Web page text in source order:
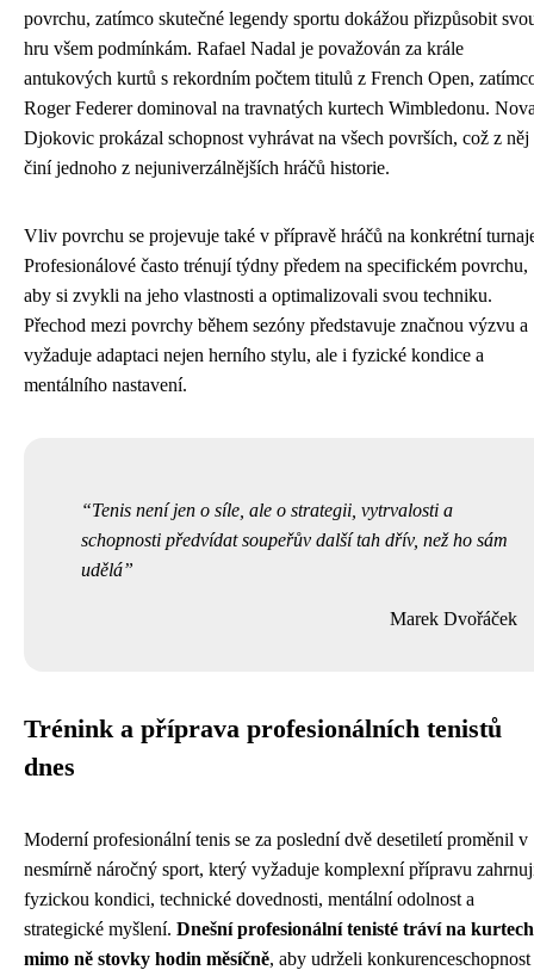
povrchu, zatímco skutečné legendy sportu dokážou přizpůsobit
hru všem podmínkám. Rafael Nadal je považován za krále
antukových kurtů s rekordním počtem titulů z French Open,
Roger Federer dominoval na travnatých kurtech Wimbledonu.
Djokovic prokázal schopnost vyhrávat na všech površích, což z něj
činí jednoho z nejuniverzálnějších hráčů historie.
Vliv povrchu se projevuje také v přípravě hráčů na konkrétní
Profesionálové často trénují týdny předem na specifickém povrchu,
aby si zvykli na jeho vlastnosti a optimalizovali svou techniku.
Přechod mezi povrchy během sezóny představuje značnou výzvu a
vyžaduje adaptaci nejen herního stylu, ale i fyzické kondice a
mentálního nastavení.
Tenis není jen o síle, ale o strategii, vytrvalosti a
schopnosti předvídat soupeřův další tah dřív, než ho sám
udělá
Marek Dvořáček
Trénink a příprava profesionálních tenistů
dnes
Moderní profesionální tenis se za poslední dvě desetiletí proměnil v
nesmírně náročný sport, který vyžaduje komplexní přípravu
fyzickou kondici, technické dovednosti, mentální odolnost a
strategické myšlení. Dnešní profesionální tenisté tráví na
mimo ně stovky hodin měsíčně, aby udrželi konkurenceschopnost